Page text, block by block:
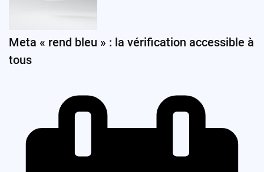
Meta « rend bleu » : la vérification accessible à
tous